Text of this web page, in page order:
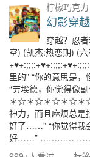
柠檬巧克力_
幻影穿
穿越？忍
空) (凯杰:热恋期) (
里的” “你的意思是
“劳埃德，你觉得像
＊☆＊☆＊☆＊☆＊☆
神力，而且麻烦总是
好了……” “你觉得我
好……” ………… …… …